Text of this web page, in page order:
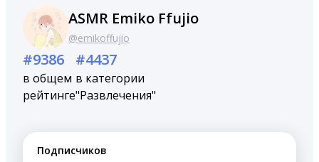
ASMR Emiko Ffujio
@emikoffujio
#9386
в общем
рейтинге
#4437
в категории
"Развлечения"
Подписчиков